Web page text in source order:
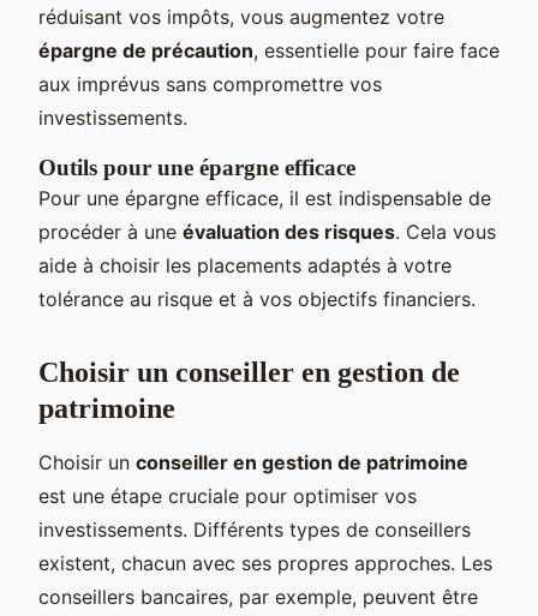
réduisant vos impôts, vous augmentez votre
épargne de précaution, essentielle pour faire face
aux imprévus sans compromettre vos
investissements.
Outils pour une épargne efficace
Pour une épargne efficace, il est indispensable de
procéder à une évaluation des risques. Cela vous
aide à choisir les placements adaptés à votre
tolérance au risque et à vos objectifs financiers.
Choisir un conseiller en gestion de
patrimoine
Choisir un conseiller en gestion de patrimoine
est une étape cruciale pour optimiser vos
investissements. Différents types de conseillers
existent, chacun avec ses propres approches. Les
conseillers bancaires, par exemple, peuvent être